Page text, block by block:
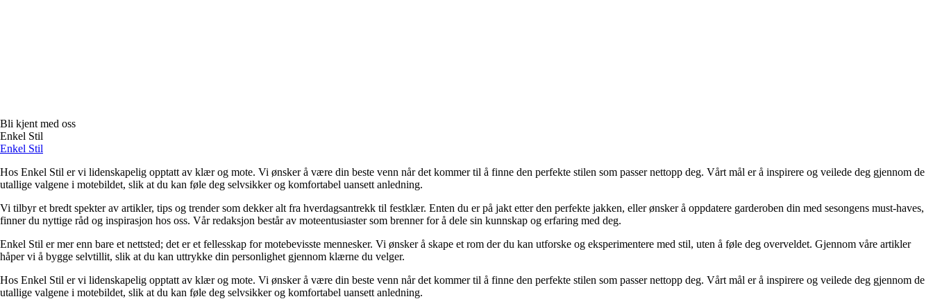
Bli kjent med oss
Enkel Stil
Enkel Stil
Hos Enkel Stil er vi lidenskapelig opptatt av klær og mote. Vi ønsker å være din beste venn når det kommer til å finne den perfekte stilen som passer nettopp deg. Vårt mål er å inspirere og veilede deg gjennom de
utallige valgene i motebildet, slik at du kan føle deg selvsikker og komfortabel uansett anledning.
Vi tilbyr et bredt spekter av artikler, tips og trender som dekker alt fra hverdagsantrekk til festklær. Enten du er på jakt etter den perfekte jakken, eller ønsker å oppdatere garderoben din med sesongens must-haves,
finner du nyttige råd og inspirasjon hos oss. Vår redaksjon består av moteentusiaster som brenner for å dele sin kunnskap og erfaring med deg.
Enkel Stil er mer enn bare et nettsted; det er et fellesskap for motebevisste mennesker. Vi ønsker å skape et rom der du kan utforske og eksperimentere med stil, uten å føle deg overveldet. Gjennom våre artikler
håper vi å bygge selvtillit, slik at du kan uttrykke din personlighet gjennom klærne du velger.
Hos Enkel Stil er vi lidenskapelig opptatt av klær og mote. Vi ønsker å være din beste venn når det kommer til å finne den perfekte stilen som passer nettopp deg. Vårt mål er å inspirere og veilede deg gjennom de
utallige valgene i motebildet, slik at du kan føle deg selvsikker og komfortabel uansett anledning.